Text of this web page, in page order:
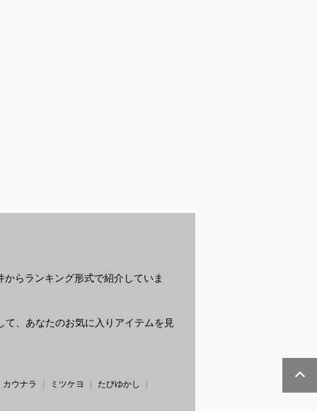
らランキング形式で紹介していま
、あなたのお気に入りアイテムを見
カウナラ ミツケヨ
たびゆかし